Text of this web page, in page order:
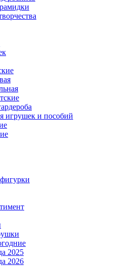
игрушек и пособий
2025
2026